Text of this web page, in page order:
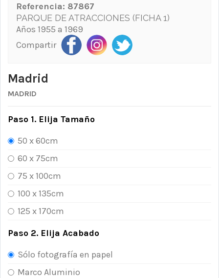
Referencia: 87867
PARQUE DE ATRACCIONES (FICHA 1)
Años 1955 a 1969
Compartir
Madrid
MADRID
Paso 1. Elija Tamaño
50 x 60cm
60 x 75cm
75 x 100cm
100 x 135cm
125 x 170cm
Paso 2. Elija Acabado
Sólo fotografía en papel
Marco Aluminio